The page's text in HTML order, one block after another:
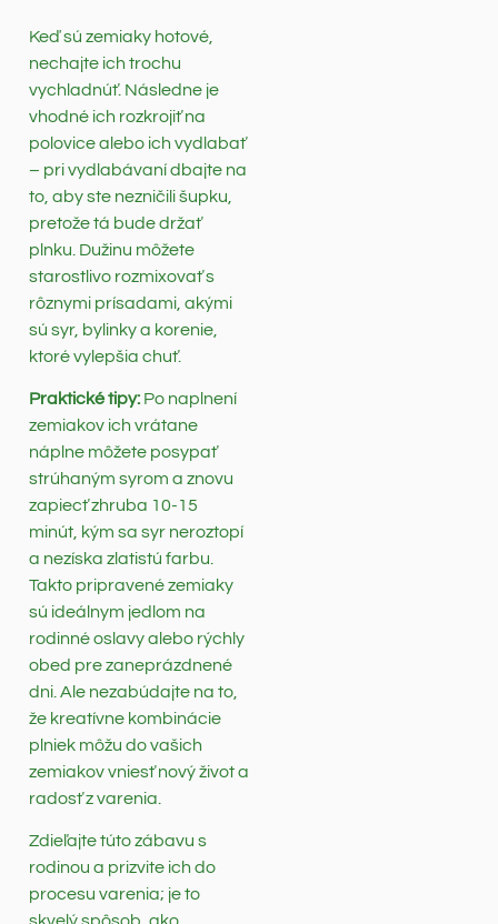
Keď sú zemiaky hotové,
nechajte ich trochu
vychladnúť. Následne je
vhodné ich rozkrojiť na
polovice alebo ich vydlabať
– pri vydlabávaní dbajte na
to, aby ste nezničili šupku,
pretože tá bude držať
plnku. Dužinu môžete
starostlivo rozmixovať s
rôznymi prísadami, akými
sú syr, bylinky a korenie,
ktoré vylepšia chuť.
Praktické tipy: Po naplnení
zemiakov ich vrátane
náplne môžete posypať
strúhaným syrom a znovu
zapiecť zhruba 10-15
minút, kým sa syr neroztopí
a nezíska zlatistú farbu.
Takto pripravené zemiaky
sú ideálnym jedlom na
rodinné oslavy alebo rýchly
obed pre zaneprázdnené
dni. Ale nezabúdajte na to,
že kreatívne kombinácie
plniek môžu do vašich
zemiakov vniesť nový život a
radosť z varenia.
Zdieľajte túto zábavu s
rodinou a prizvite ich do
procesu varenia; je to